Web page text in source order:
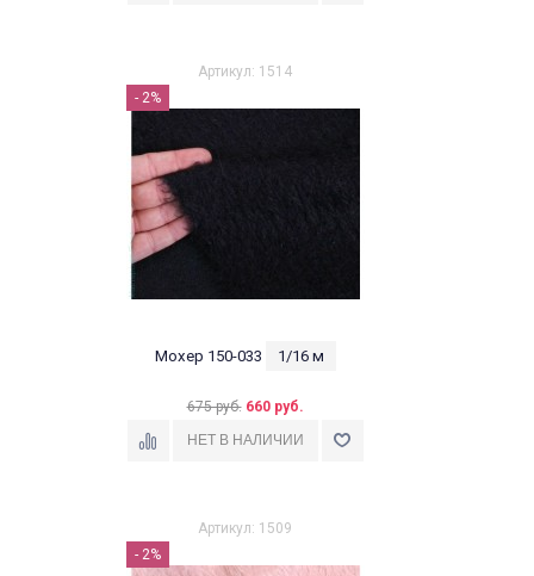
Артикул: 1514
- 2%
Мохер 150-033 1/16 м
675 руб. 660 руб.
Артикул: 1509
- 2%